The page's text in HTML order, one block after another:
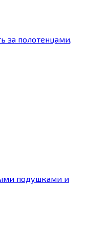
за полотенцами,
подушками и